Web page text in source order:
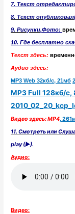
7. Текст
8. Текст
9. Рисунки,Фото:
10. Где бесплатно
Текст здесь:
Аудио здесь:
MP3 Web 32кб/с,21мб
MP3 Full 128кб/с,
Видео здесь:MP4,
11. Смотреть или
play (►).
Аудио:
Видео: